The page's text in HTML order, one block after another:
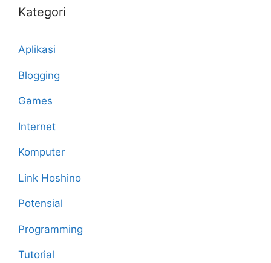
Kategori
Aplikasi
Blogging
Games
Internet
Komputer
Link Hoshino
Potensial
Programming
Tutorial